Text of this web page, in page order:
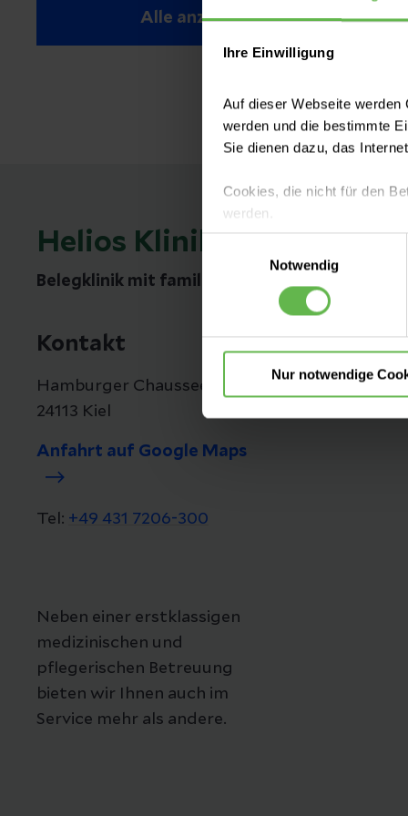
Ihre Einwilligung
Auf dieser Webseite
werden und die bestimmte
Sie dienen dazu, das
Cookies, die nicht für den
werden.
Es steht Ihnen frei, unsere
nicht notwendigen Cookies
einzuwilligen. Ihre
Notwendig
Nur notwendige
Alle anzeigen
Helios Klinik Kiel
Belegklinik mit familiärem Charakter
Kontakt
Hamburger Chaussee 77
24113 Kiel
Anfahrt auf Google Maps
Tel: +49 431 7206-300
Neben einer erstklassigen
medizinischen und
pflegerischen Betreuung
bieten wir Ihnen auch im
Service mehr als andere.